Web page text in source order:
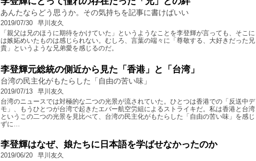
あんたならどう思うか。その気持ちを記事に書けばいい
2019/07/30
早川友久
「親父は兄のほうに期待をかけていた」というようなことを李登輝が言っても、そこに
は嫉妬めいたものは感じられない。むしろ、言葉の端々に「尊敬する、大好きだった兄
貴」というような兄弟愛を感じるのだ。
李登輝元総統の側近から見た「香港」と「台湾」
台湾の民主化がもたらした「自由の苦い味」
2019/07/13
早川友久
台湾のニュースでは対極的な二つの光景が流されていた。ひとつは香港での「反送中デ
モ」、もうひとつが台湾で起きたエバー航空労組によるストライキだ。私は香港と台湾
というこの二つの光景を見比べて、台湾の民主化がもたらした「自由の苦い味」を感じ
ずに…
李登輝はなぜ、娘たちに日本語を学ばせなかったのか
2019/06/20
早川友久